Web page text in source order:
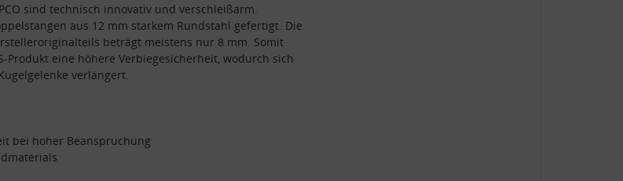
sind technisch innovativ und verschleißarm.
aus 12 mm starkem Rundstahl gefertigt. Die
beträgt meistens nur 8 mm. Somit
Produkt eine höhere Verbiegesicherheit, wodurch sich
verlängert.
bei hoher Beanspruchung